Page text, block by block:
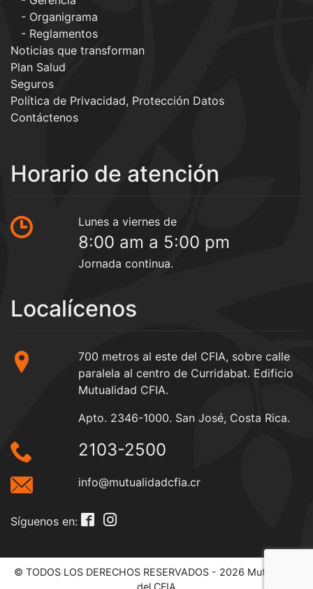
Organigrama
Reglamentos
Noticias que transforman
Plan Salud
Seguros
Política de Privacidad, Protección Datos
Contáctenos
Horario de atención
Lunes a viernes de
8:00 am a 5:00 pm
Jornada continua.
Localícenos
700 metros al este del CFIA, sobre calle
paralela al centro de Curridabat. Edificio
Mutualidad CFIA.
Apto. 2346-1000. San José, Costa Rica.
2103-2500
info@mutualidadcfia.cr
Síguenos en:
© TODOS LOS DERECHOS RESERVADOS - 2026 Mutualidad
del CFIA